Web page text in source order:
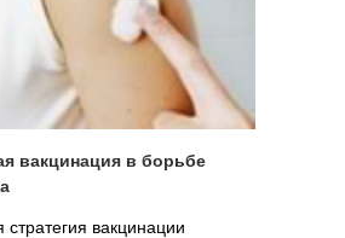
вакцинация в борьбе
стратегия вакцинации